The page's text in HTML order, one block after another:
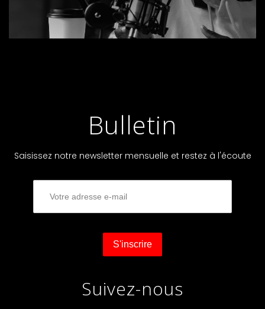
Bulletin
Saisissez notre newsletter mensuelle et restez à l'écoute
Suivez-nous